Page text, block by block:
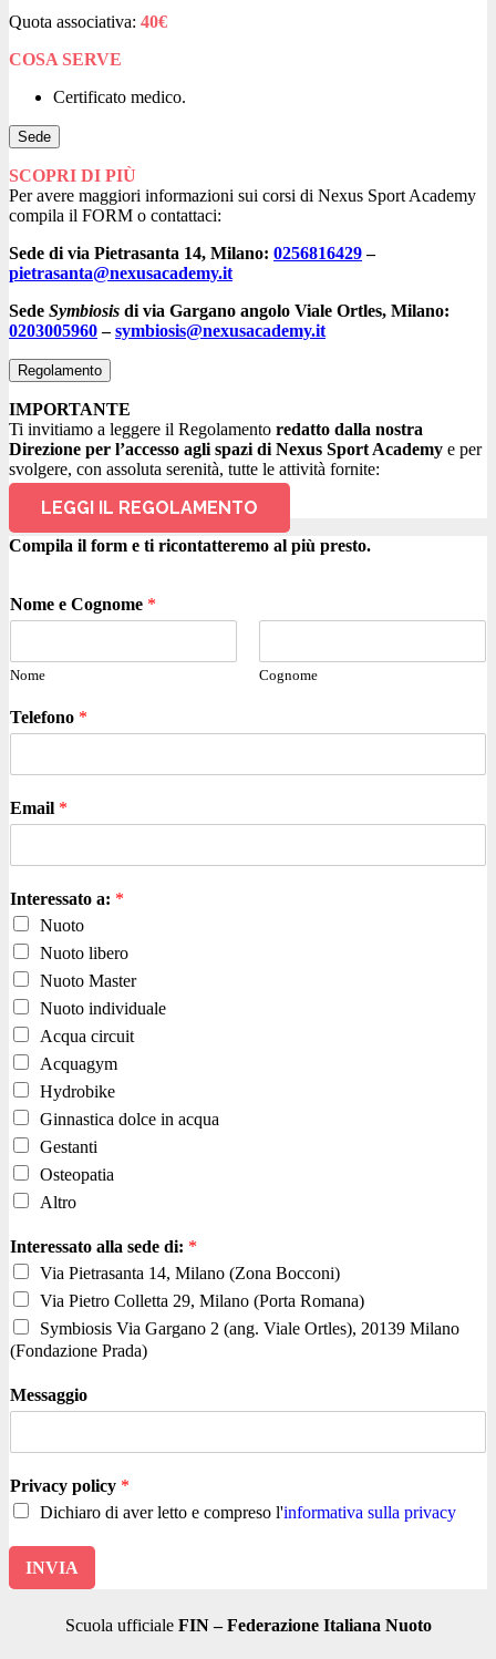
Quota associativa: 40€
COSA SERVE
Certificato medico.
Sede
SCOPRI DI PIÙ
Per avere maggiori informazioni sui corsi di Nexus Sport Academy
compila il FORM o contattaci:
Sede di via Pietrasanta 14, Milano: 0256816429–
pietrasanta@nexusacademy.it
Sede Symbiosis di via Gargano angolo Viale Ortles, Milano:
0203005960–symbiosis@nexusacademy.it
Regolamento
IMPORTANTE
Ti invitiamo a leggere il Regolamento redatto dalla nostra
Direzione per l’accesso agli spazi di Nexus Sport Academy e per
svolgere, con assoluta serenità, tutte le attività fornite:
LEGGI IL REGOLAMENTO
Compila il form e ti ricontatteremo al più presto.
Nome e Cognome *
Nome Cognome
Telefono *
Email *
Interessato a: *
Nuoto
Nuoto libero
Nuoto Master
Nuoto individuale
Acqua circuit
Acquagym
Hydrobike
Ginnastica dolce in acqua
Gestanti
Osteopatia
Altro
Interessato alla sede di: *
Via Pietrasanta 14, Milano (Zona Bocconi)
Via Pietro Colletta 29, Milano (Porta Romana)
Symbiosis Via Gargano 2 (ang. Viale Ortles), 20139 Milano
(Fondazione Prada)
Messaggio
Privacy policy *
Dichiaro di aver letto e compreso l'informativa sulla privacy
INVIA
Scuola ufficiale FIN – Federazione Italiana Nuoto